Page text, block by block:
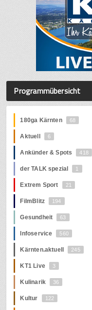
Programmübersicht
180ga Kärnten 68
Aktuell 6
Ankünder & Spots 418
der TALK spezial 1
Extrem Sport 21
FilmBlitz 194
Gesundheit 63
Infoservice 560
Kärnten.aktuell 245
KT1 Live 3
Kulinarik 36
Kultur 122